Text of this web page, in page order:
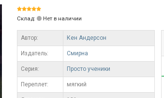
Склад: Нет в наличии
Автор: Кен Андерсон
Издатель: Смирна
Серия: Просто ученики
Переплет: мягкий